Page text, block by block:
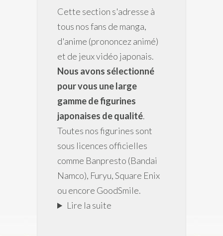
Cette section s'adresse à
tous nos fans de manga,
d'anime (prononcez animé)
et de jeux vidéo japonais.
Nous avons sélectionné
pour vous une large
gamme de figurines
japonaises de qualité.
Toutes nos figurines sont
sous licences officielles
comme Banpresto (Bandai
Namco), Furyu, Square Enix
ou encore GoodSmile.
Lire la suite